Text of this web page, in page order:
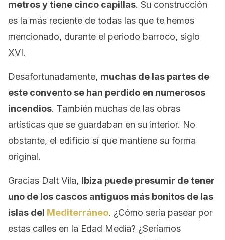
metros y tiene cinco capillas. Su construcción
es la más reciente de todas las que te hemos
mencionado, durante el periodo barroco, siglo
XVI.
Desafortunadamente, muchas de las partes de
este convento se han perdido en numerosos
incendios. También muchas de las obras
artísticas que se guardaban en su interior. No
obstante, el edificio sí que mantiene su forma
original.
Gracias Dalt Vila, Ibiza puede presumir de tener
uno de los cascos antiguos más bonitos de las
islas del Mediterráneo. ¿Cómo sería pasear por
estas calles en la Edad Media? ¿Seríamos